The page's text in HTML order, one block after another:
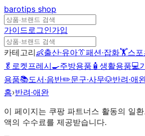
barotips shop
가이드로그인가입
카테고리👶출산·유아👔패션·잡화🏋️스포
🥬 로켓프레시🍳주방용품 🧴 생활용품💻
용품📚도서·음반✏️문구·사무🐶반려·애
홈›반려·애완
이 페이지는 쿠팡 파트너스 활동의 일
액의 수수료를 제공받습니다.